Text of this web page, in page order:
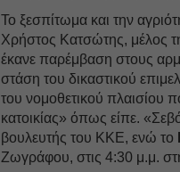
Το ξεσπίτωμα και την
Χρήστος Κατσώτης, μέλος
έκανε παρέμβαση στους
στάση του δικαστικού
του νομοθετικού πλαισίου
κατοικίας» όπως είπε.
βουλευτής του ΚΚΕ, ενώ το
Ζωγράφου, στις 4:30 μ.μ.